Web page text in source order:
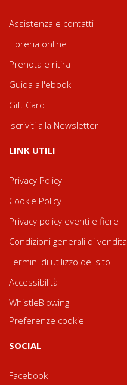
Assistenza e contatti
Libreria online
Prenota e ritira
Guida all'ebook
Gift Card
Iscriviti alla Newsletter
LINK UTILI
Privacy Policy
Cookie Policy
Privacy policy eventi e fiere
Condizioni generali di vendita
Termini di utilizzo del sito
Accessibilità
WhistleBlowing
Preferenze cookie
SOCIAL
Facebook